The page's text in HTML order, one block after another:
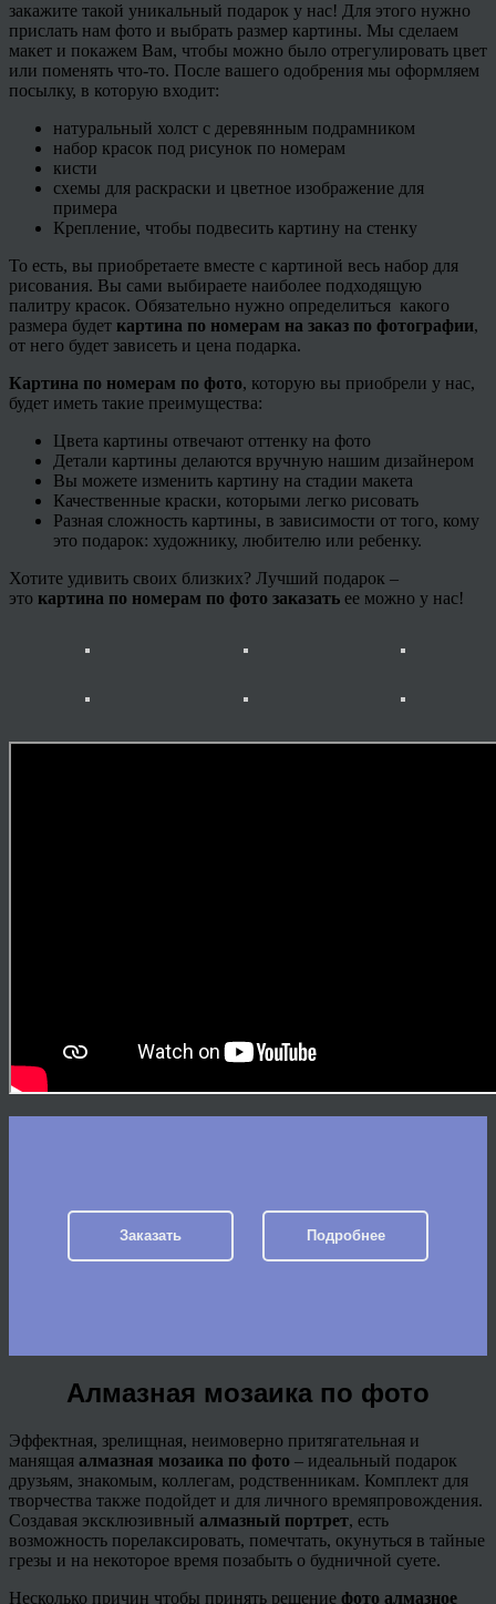
закажите такой уникальный подарок у нас! Для этого нужно
прислать нам фото и выбрать размер картины. Мы сделаем
макет и покажем Вам, чтобы можно было отрегулировать цвет
или поменять что-то. После вашего одобрения мы оформляем
посылку, в которую входит:
натуральный холст с деревянным подрамником
набор красок под рисунок по номерам
кисти
схемы для раскраски и цветное изображение для
примера
Крепление, чтобы подвесить картину на стенку
То есть, вы приобретаете вместе с картиной весь набор для
рисования. Вы сами выбираете наиболее подходящую
палитру красок. Обязательно нужно определиться какого
размера будет картина по номерам на заказ по фотографии,
от него будет зависеть и цена подарка.
Картина по номерам по фото, которую вы приобрели у нас,
будет иметь такие преимущества:
Цвета картины отвечают оттенку на фото
Детали картины делаются вручную нашим дизайнером
Вы можете изменить картину на стадии макета
Качественные краски, которыми легко рисовать
Разная сложность картины, в зависимости от того, кому
это подарок: художнику, любителю или ребенку.
Хотите удивить своих близких? Лучший подарок –
это картина по номерам по фото заказать ее можно у нас!
Заказать Подробнее
Алмазная мозаика по фото
Эффектная, зрелищная, неимоверно притягательная и
манящая алмазная мозаика по фото – идеальный подарок
друзьям, знакомым, коллегам, родственникам. Комплект для
творчества также подойдет и для личного времяпровождения.
Создавая эксклюзивный алмазный портрет, есть
возможность порелаксировать, помечтать, окунуться в тайные
грезы и на некоторое время позабыть о будничной суете.
Несколько причин чтобы принять решение фото алмазное